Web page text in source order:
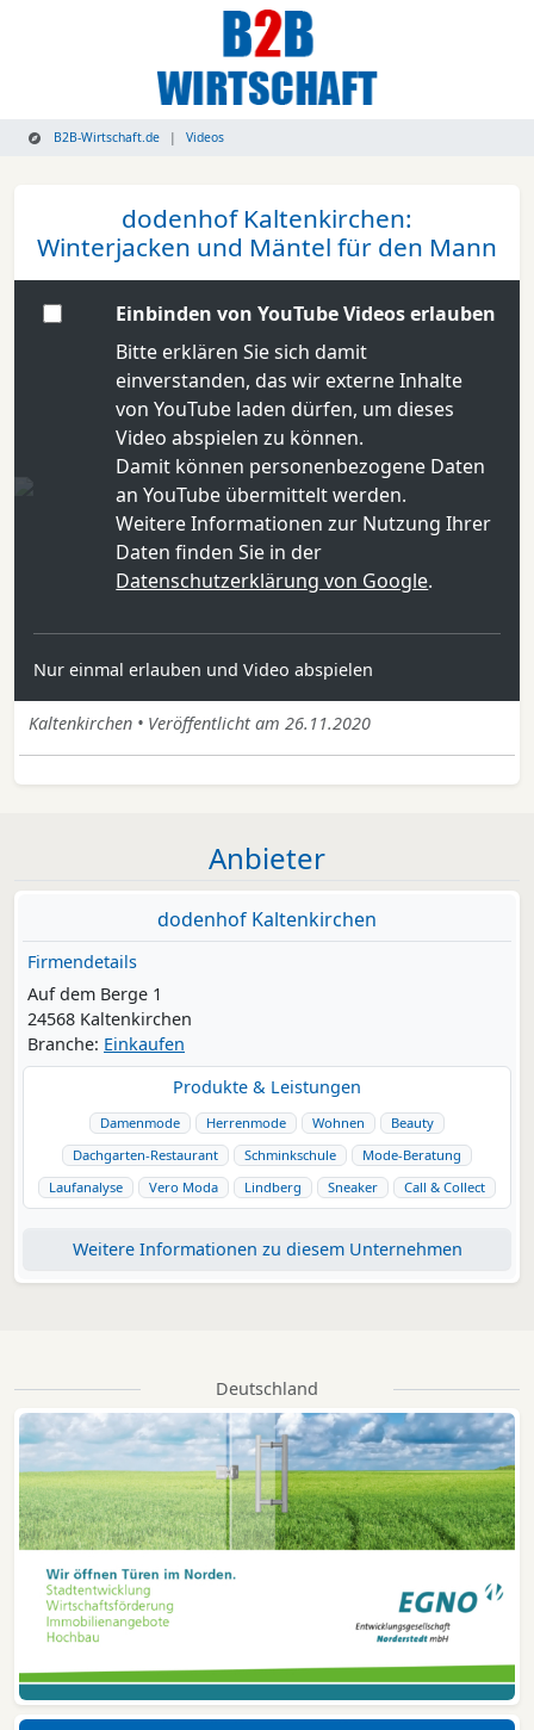
B2B-Wirtschaft.de Videos
dodenhof Kaltenkirchen:
Winterjacken und Mäntel für den Mann
Einbinden von YouTube Videos erlauben
Bitte erklären Sie sich damit
einverstanden, das wir externe Inhalte
von YouTube laden dürfen, um dieses
Video abspielen zu können.
Damit können personenbezogene Daten
an YouTube übermittelt werden.
Weitere Informationen zur Nutzung Ihrer
Daten finden Sie in der
Datenschutzerklärung von Google.
Nur einmal erlauben und Video abspielen
Kaltenkirchen • Veröffentlicht am 26.11.2020
Anbieter
dodenhof Kaltenkirchen
Firmendetails
Auf dem Berge 1
24568 Kaltenkirchen
Branche: Einkaufen
Produkte & Leistungen
Damenmode Herrenmode Wohnen
Beauty
Dachgarten-Restaurant
Schminkschule
Mode-Beratung
Laufanalyse
Vero Moda Lindberg Sneaker Call & Collect
Weitere Informationen zu diesem Unternehmen
Deutschland